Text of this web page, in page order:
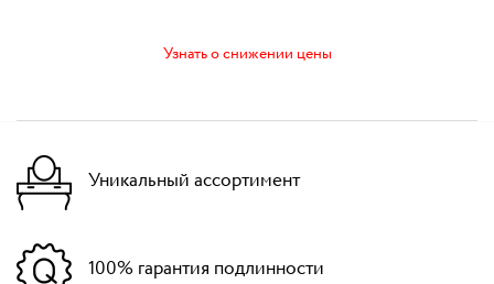
Узнать о снижении цены
Уникальный ассортимент
100% гарантия подлинности